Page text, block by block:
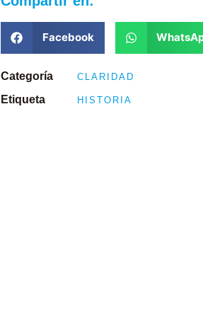
Facebook
Categoría CLARIDAD
Etiqueta HISTORIA